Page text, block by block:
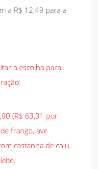
a R$ 12,49 para a
a escolha para
(R$ 63,31 por
frango, ave
castanha de caju,